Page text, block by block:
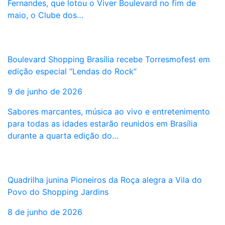
Fernandes, que lotou o Viver Boulevard no fim de
maio, o Clube dos…
Boulevard Shopping Brasília recebe Torresmofest em
edição especial “Lendas do Rock”
9 de junho de 2026
Sabores marcantes, música ao vivo e entretenimento
para todas as idades estarão reunidos em Brasília
durante a quarta edição do…
Quadrilha junina Pioneiros da Roça alegra a Vila do
Povo do Shopping Jardins
8 de junho de 2026